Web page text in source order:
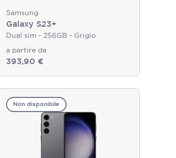
Samsung
Galaxy S23+
Dual sim - 256GB - Grigio
a partire da
393,90 €
Non disponibile